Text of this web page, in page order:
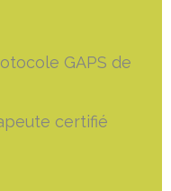
GAPS de
certifié